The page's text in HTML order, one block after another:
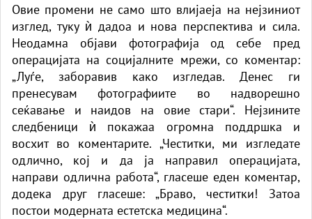
Овие промени не само што влијаеја на нејзиниот
изглед, туку ѝ дадоа и нова перспектива и сила.
Неодамна објави фотографија од себе пред
операцијата на социјалните мрежи, со коментар:
„Луѓе, заборавив како изгледав. Денес ги
пренесувам фотографиите во надворешно
сеќавање и наидов на овие стари“. Нејзините
следбеници ѝ покажаа огромна поддршка и
восхит во коментарите. „Честитки, ми изгледате
одлично, кој и да ја направил операцијата,
направи одлична работа“, гласеше еден коментар,
додека друг гласеше: „Браво, честитки! Затоа
постои модерната естетска медицина“.